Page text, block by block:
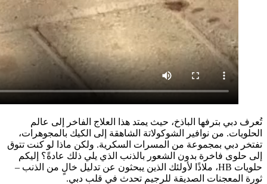
تُعرف دبي بترفها الباذخ، حيث يمتد هذا العلاج الفاخر إلى عالم
الحلويات. من نوافير الشوكولاتة الشاهقة إلى الكيك بالمجوهرات،
تفتخر دبي بمجموعة من المسرات السكرية. ولكن ماذا لو كنت تتوق
إلى حلوى فاخرة بدون الشعور بالذنب الذي يلي ذلك عادةً؟ إليكم
حلويات HB، ملاذًا لأولئك الذين يبحثون عن تدليل خالٍ من الذنب –
ثورة المعجنات الصديقة للرجيم تحدث في قلب دبي.